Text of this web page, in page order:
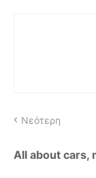
Νεότερη
All about cars,